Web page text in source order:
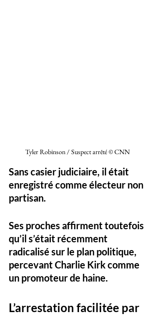
Tyler Robinson / Suspect arrêté © CNN
Sans casier judiciaire, il était
enregistré comme électeur non
partisan.
Ses proches affirment toutefois
qu’il s’était récemment
radicalisé sur le plan politique,
percevant Charlie Kirk comme
un promoteur de haine.
L’arrestation facilitée par